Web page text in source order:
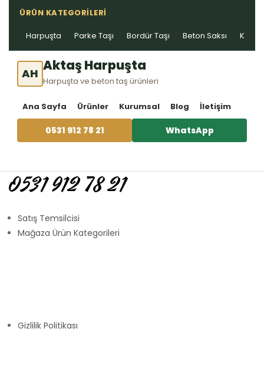
ÜRÜN KATEGORILERI
Harpuşta Parke Taşı Bordür Taşı Beton Saksı Kablo
AH Aktaş Harpuşta
Harpuşta ve beton taş ürünleri
Ana Sayfa Ürünler Kurumsal Blog İletişim
0531 912 78 21 WhatsApp
0531 912 78 21
Satış Temsilcisi
Mağaza Ürün Kategorileri
Gizlilik Politikası